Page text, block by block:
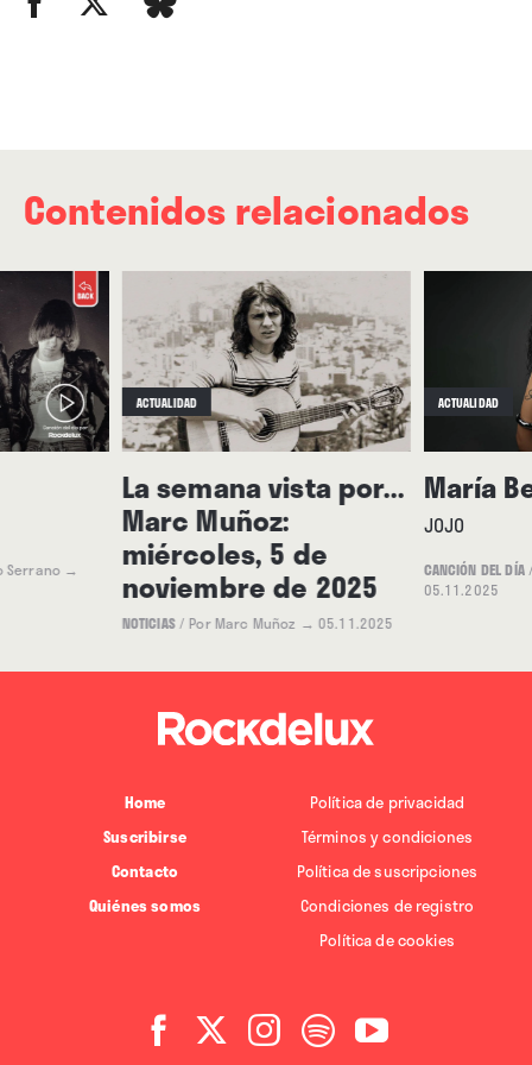
de días más tarde, en el que… hace galletas.
Contenidos relacionados
Serrano →
ACTUALIDAD
La semana vista por...
Marc Muñoz:
miércoles, 5 de
noviembre de 2025
NOTICIAS/ Por Marc Muñoz → 05.11.2025
ACTUALIDAD
María
JOJO
CANCIÓN DEL DÍA
05.11.2025
Home
Suscribirse
Contacto
Quiénes somos
Política de privacidad
Términos y condiciones
Política de suscripciones
Condiciones de registro
Política de cookies